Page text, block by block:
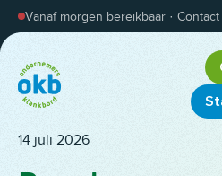
Overslaan en inhoud weergeven
Vanaf morgen bereikbaar · Contact
14 juli 2026